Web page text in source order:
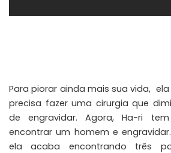
Para piorar ainda mais sua vida,
precisa fazer uma cirurgia que
de engravidar. Agora, Ha-ri
encontrar um homem e
ela acaba encontrando três